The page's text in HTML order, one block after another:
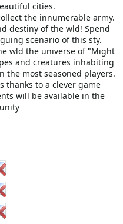
cities.
the innumerable army.
destiny of the wld! Spend
scenario of this sty.
wld the universe of "Might
and creatures inhabiting
the most seasoned players.
thanks to a clever game
will be available in the